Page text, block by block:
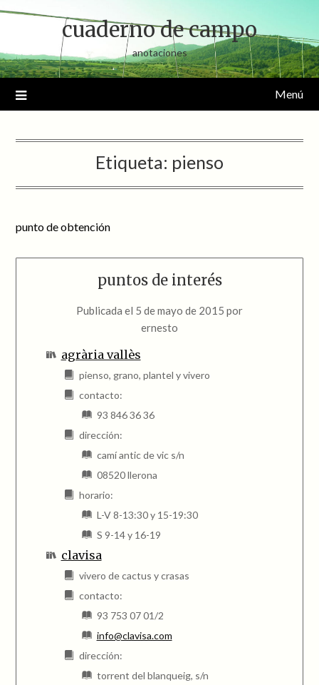
Saltar
cuaderno de campo
anotaciones
Menú
Etiqueta: pienso
punto de obtención
puntos de interés
Publicada el 5 de mayo de 2015 por
ernesto
agrària vallès
pienso, grano, plantel y vivero
contacto:
93 846 36 36
dirección:
camí antic de vic s/n
08520 llerona
horario:
L-V 8-13:30 y 15-19:30
S 9-14 y 16-19
clavisa
vivero de cactus y crasas
contacto:
93 753 07 01/2
info@clavisa.com
dirección:
torrent del blanqueig, s/n